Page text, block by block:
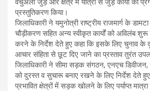
वर्चुअली जुड़े और क्षेत्र में यात्रा से जुड़े कार्यों की
प्रस्तुतिकरण किया।
जिलाधिकारी ने यमुनोत्री राष्ट्रीय राजमार्ग के
चौड़ीकरण सहित अन्य स्वीकृत कार्यों को अविलंब शुरू
करने के निर्देश देते हुए कहा कि इसके लिए चुनाव के
आचार संहिता से छूट दिए जाने का प्रस्ताव तुरंत
जिलाधिकारी ने सीमा सड़क संगठन, एनएच डिवीजन,
को दुरस्त व सुचारू बनाए रखने के लिए निर्देश देते
प्रभावित क्षेत्रों में सड़क खोलने के लिए पर्याप्त